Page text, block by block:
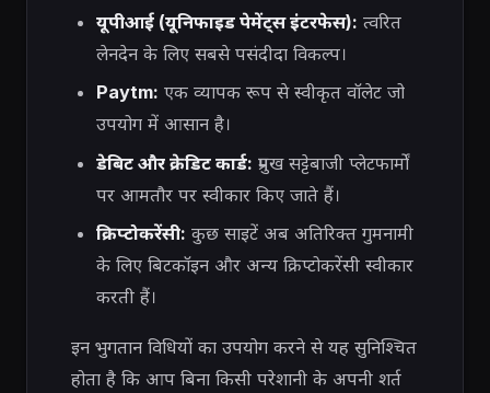
यूपीआई (यूनिफाइड पेमेंट्स इंटरफेस): त्वरित
लेनदेन के लिए सबसे पसंदीदा विकल्प।
Paytm: एक व्यापक रूप से स्वीकृत वॉलेट जो
उपयोग में आसान है।
डेबिट और क्रेडिट कार्ड: प्रमुख सट्टेबाजी प्लेटफार्मों
पर आमतौर पर स्वीकार किए जाते हैं।
क्रिप्टोकरेंसी: कुछ साइटें अब अतिरिक्त गुमनामी
के लिए बिटकॉइन और अन्य क्रिप्टोकरेंसी स्वीकार
करती हैं।
इन भुगतान विधियों का उपयोग करने से यह सुनिश्चित
होता है कि आप बिना किसी परेशानी के अपनी शर्त